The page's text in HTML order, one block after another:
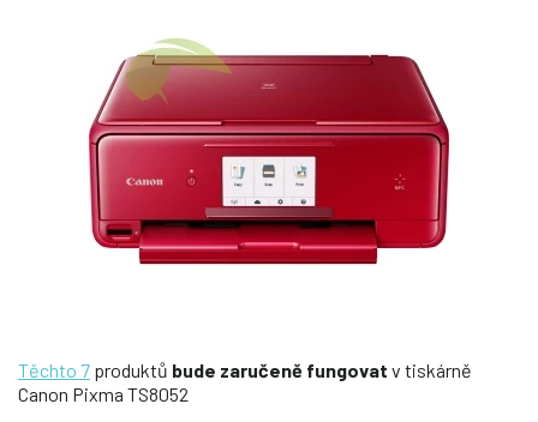
Těchto 7 produktů bude zaručeně fungovat v tiskárně
Canon Pixma TS8052